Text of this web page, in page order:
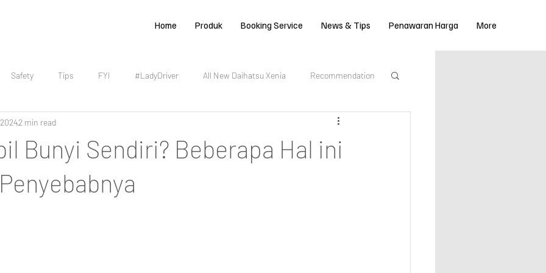
Home Produk Booking Service News & Tips Penawaran Harga More
Safety Tips FYI #LadyDriver All New Daihatsu Xenia Recommendation
Ramadhan 2022
Daihatsu Rocky
Bunyi Sendiri? Beberapa Hal ini
2 min read